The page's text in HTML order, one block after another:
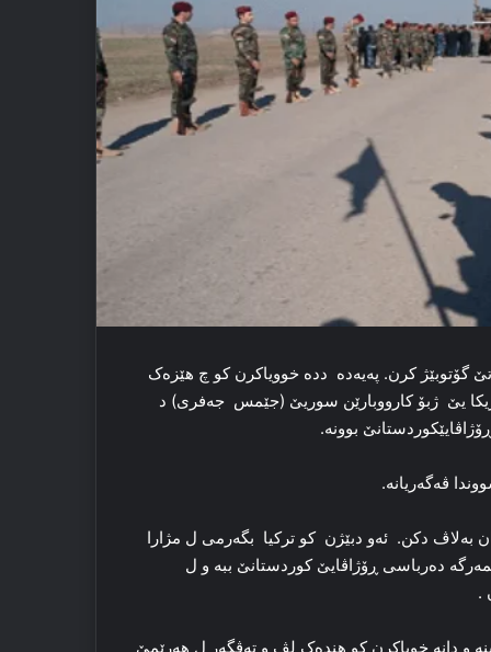
گۆتوبێژ کرن. پەیەدە دده‌ خوویاکرن کو چ هێزه‌ک
یێ ژبۆ کارووبارێن سوریێ (جێمس جەفری) د
بوونه‌.
ڤه‌گه‌ریانه‌.
به‌لاڤ دکن. ئەو دبێژن كو ترکیا بگه‌رمی ل مژارا
ده‌رباسی ڕۆژاڤایێ کوردستانێ ببە و ل
.
و دانه‌ خویاکرن کو هنده‌ک لڤ و تەڤگەر ل هه‌رێمێ